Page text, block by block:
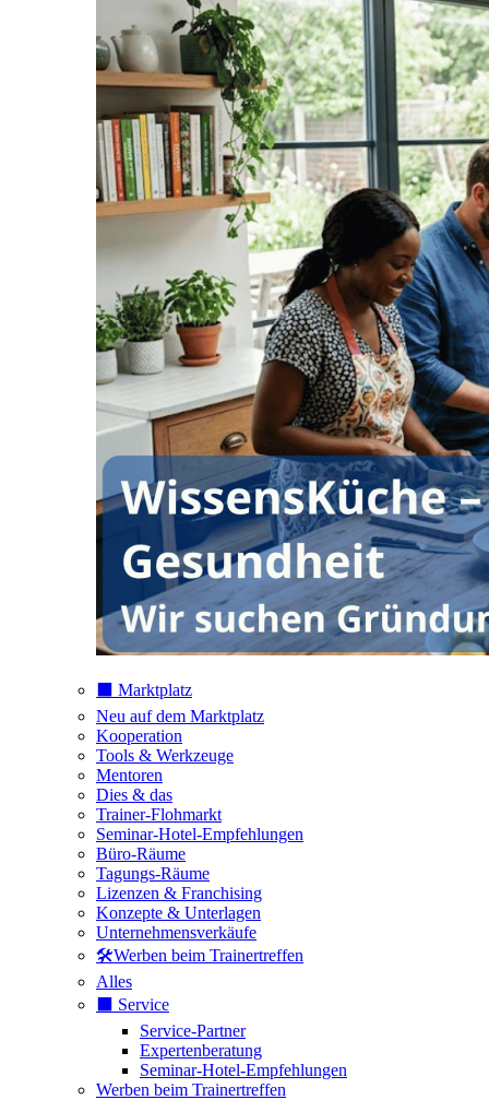
⬛️ Marktplatz
Neu auf dem Marktplatz
Kooperation
Tools & Werkzeuge
Mentoren
Dies & das
Trainer-Flohmarkt
Seminar-Hotel-Empfehlungen
Büro-Räume
Tagungs-Räume
Lizenzen & Franchising
Konzepte & Unterlagen
Unternehmensverkäufe
🛠️Werben beim Trainertreffen
Alles
⬛️ Service
Service-Partner
Expertenberatung
Seminar-Hotel-Empfehlungen
Werben beim Trainertreffen